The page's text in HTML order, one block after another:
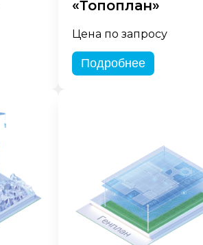
«Топоплан»
Цена по запросу
Подробнее